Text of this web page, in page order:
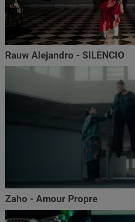
Rauw Alejandro - SILENCIO
Zaho - Amour Propre